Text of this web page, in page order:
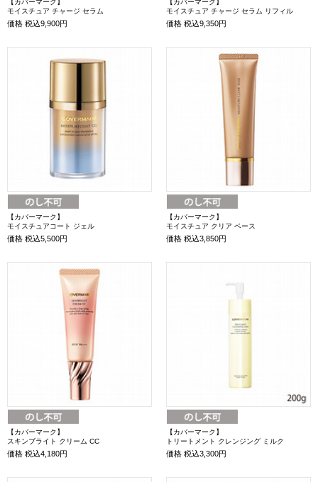
【カバーマーク】
モイスチュア チャージ セラム
価格 税込9,900円
【カバーマーク】
モイスチュア チャージ セラム リフィル
価格 税込9,350円
【カバーマーク】
モイスチュアコート ジェル
価格 税込5,500円
【カバーマーク】
モイスチュア クリア ベース
価格 税込3,850円
【カバーマーク】
スキンブライト クリーム CC
価格 税込4,180円
【カバーマーク】
トリートメント クレンジング ミルク
価格 税込3,300円